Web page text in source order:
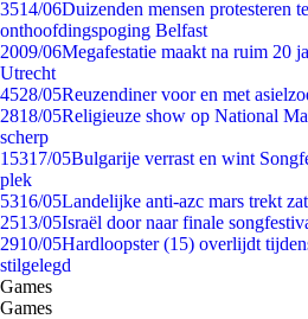
3514/06Duizenden mensen protesteren
onthoofdingspoging Belfast
2009/06Megafestatie maakt na ruim 20
Utrecht
4528/05Reuzen­diner voor en met
2818/05Religieuze show op National
scherp
15317/05Bulgarije verrast en wint
plek
5316/05Landelijke anti-azc mars trekt
2513/05Israël door naar finale
2910/05Hardloopster (15) overlijdt
stilgelegd
Games
Games